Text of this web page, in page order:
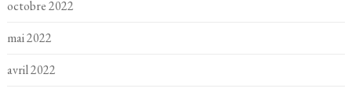
octobre 2022
mai 2022
avril 2022